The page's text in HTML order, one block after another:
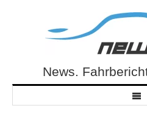
NewCarz.deNews.